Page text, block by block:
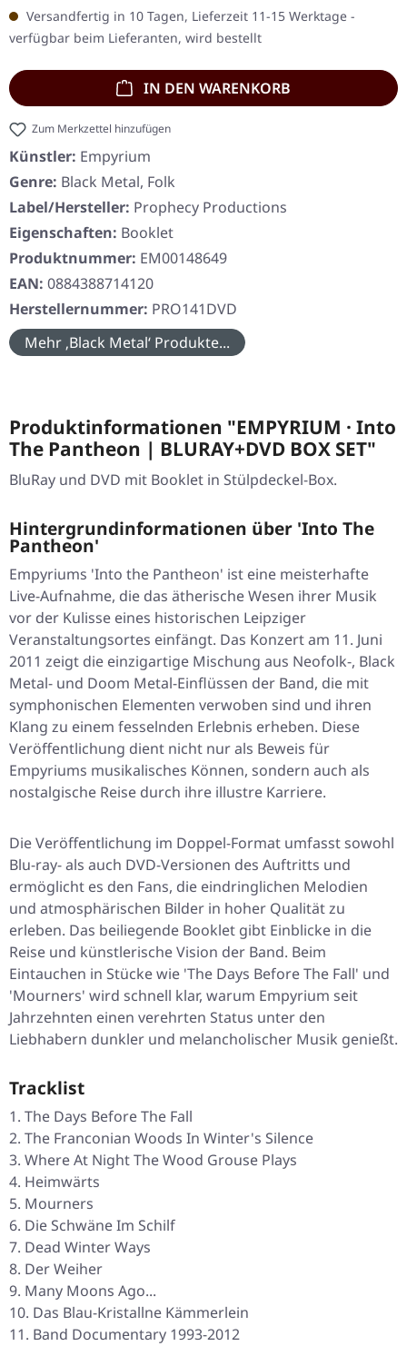
Versandfertig in 10 Tagen, Lieferzeit 11-15 Werktage -
verfügbar beim Lieferanten, wird bestellt
IN DEN WARENKORB
Zum Merkzettel hinzufügen
Künstler: Empyrium
Genre: Black Metal, Folk
Label/Hersteller: Prophecy Productions
Eigenschaften: Booklet
Produktnummer: EM00148649
EAN: 0884388714120
Herstellernummer: PRO141DVD
Mehr ‚Black Metal‘ Produkte...
Produktinformationen "EMPYRIUM · Into
The Pantheon | BLURAY+DVD BOX SET"
BluRay und DVD mit Booklet in Stülpdeckel-Box.
Hintergrundinformationen über 'Into The
Pantheon'
Empyriums 'Into the Pantheon' ist eine meisterhafte
Live-Aufnahme, die das ätherische Wesen ihrer Musik
vor der Kulisse eines historischen Leipziger
Veranstaltungsortes einfängt. Das Konzert am 11. Juni
2011 zeigt die einzigartige Mischung aus Neofolk-, Black
Metal- und Doom Metal-Einflüssen der Band, die mit
symphonischen Elementen verwoben sind und ihren
Klang zu einem fesselnden Erlebnis erheben. Diese
Veröffentlichung dient nicht nur als Beweis für
Empyriums musikalisches Können, sondern auch als
nostalgische Reise durch ihre illustre Karriere.
Die Veröffentlichung im Doppel-Format umfasst sowohl
Blu-ray- als auch DVD-Versionen des Auftritts und
ermöglicht es den Fans, die eindringlichen Melodien
und atmosphärischen Bilder in hoher Qualität zu
erleben. Das beiliegende Booklet gibt Einblicke in die
Reise und künstlerische Vision der Band. Beim
Eintauchen in Stücke wie 'The Days Before The Fall' und
'Mourners' wird schnell klar, warum Empyrium seit
Jahrzehnten einen verehrten Status unter den
Liebhabern dunkler und melancholischer Musik genießt.
Tracklist
The Days Before The Fall
The Franconian Woods In Winter's Silence
Where At Night The Wood Grouse Plays
Heimwärts
Mourners
Die Schwäne Im Schilf
Dead Winter Ways
Der Weiher
Many Moons Ago...
Das Blau-Kristallne Kämmerlein
Band Documentary 1993-2012